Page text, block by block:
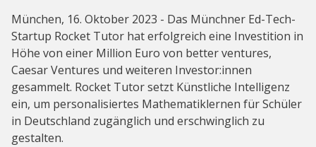
München, 16. Oktober 2023 - Das Münchner Ed-Tech-
Startup Rocket Tutor hat erfolgreich eine Investition in
Höhe von einer Million Euro von better ventures,
Caesar Ventures und weiteren Investor:innen
gesammelt. Rocket Tutor setzt Künstliche Intelligenz
ein, um personalisiertes Mathematiklernen für Schüler
in Deutschland zugänglich und erschwinglich zu
gestalten.